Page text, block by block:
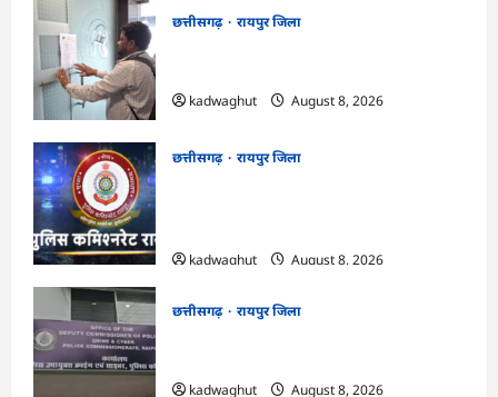
छत्तीसगढ़
रायपुर जिला
kadwaghut
August 8, 2026
छत्तीसगढ़
रायपुर जिला
kadwaghut
August 8, 2026
छत्तीसगढ़
रायपुर जिला
kadwaghut
August 8, 2026